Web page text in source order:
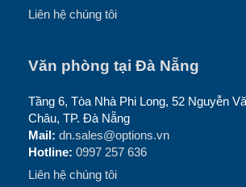
Liên hệ chúng tôi
Văn phòng tại Đà Nẵng
Tầng 6, Tòa Nhà Phi Long, 52 Nguyễn
Châu, TP. Đà Nẵng
Mail: dn.sales@options.vn
Hotline: 0997 257 636
Liên hệ chúng tôi